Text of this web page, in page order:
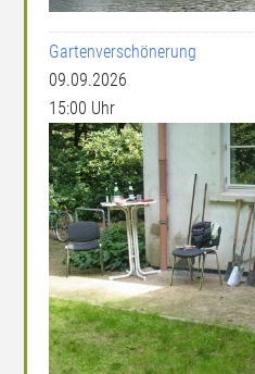
Gartenverschönerung
09.09.2026
15:00 Uhr